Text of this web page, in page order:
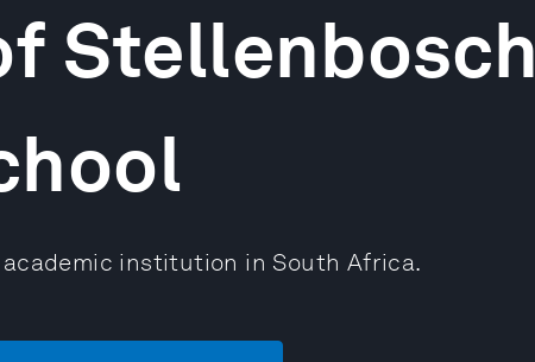
Stellenbosch
institution in South Africa.